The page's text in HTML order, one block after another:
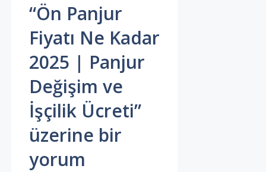
“Ön Panjur
Fiyatı Ne Kadar
2025 | Panjur
Değişim ve
İşçilik Ücreti”
üzerine bir
yorum